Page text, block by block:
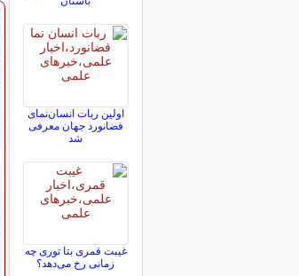
اولین ربات انسان‌نمای
فضانورد جهان معرفی
شد
غیبت قمری بتا توری چه
زمانی رخ می‌دهد؟